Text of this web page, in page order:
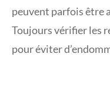
peuvent parfois être
Toujours vérifier les
pour éviter